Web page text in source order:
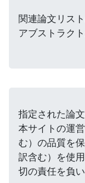
関連論文リス
アブストラク
指定された論文
本サイトの運
む）の品質を
訳含む）を使
切の責任を負い